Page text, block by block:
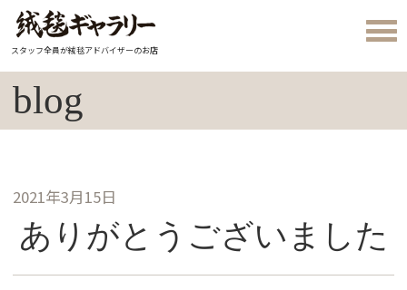
スタッフ全員が絨毯アドバイザーのお店
blog
2021年3月15日
ありがとうございました